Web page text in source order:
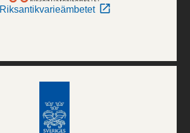
Riksantikvarieämbetet